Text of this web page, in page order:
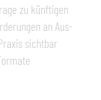
zu künftigen
an Aus-
sichtbar